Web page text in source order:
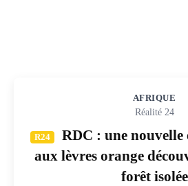
AFRIQUE
Réalité 24
R24
RDC : une nouvelle
aux lèvres orange
forêt isolée